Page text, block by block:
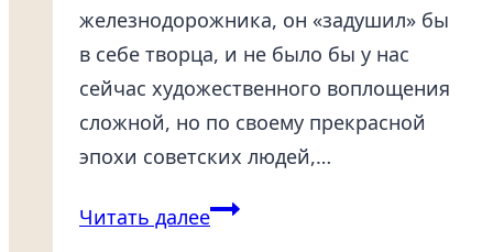
железнодорожника, он «задушил» бы
в себе творца, и не было бы у нас
сейчас художественного воплощения
сложной, но по своему прекрасной
эпохи советских людей,…
Читать далееАлександр